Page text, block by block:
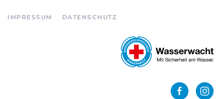
IMPRESSUM DATENSCHUTZ